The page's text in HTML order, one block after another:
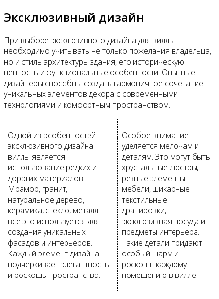
Эксклюзивный дизайн
При выборе эксклюзивного дизайна для виллы
необходимо учитывать не только пожелания владельца,
но и стиль архитектуры здания, его историческую
ценность и функциональные особенности. Опытные
дизайнеры способны создать гармоничное сочетание
уникальных элементов декора с современными
технологиями и комфортным пространством.
Одной из особенностей
эксклюзивного дизайна
виллы является
использование редких и
дорогих материалов.
Мрамор, гранит,
натуральное дерево,
керамика, стекло, металл -
все это используется для
создания уникальных
фасадов и интерьеров.
Каждый элемент дизайна
подчеркивает элегантность
и роскошь пространства.
Особое внимание
уделяется мелочам и
деталям. Это могут быть
хрустальные люстры,
резные элементы
мебели, шикарные
текстильные
драпировки,
эксклюзивная посуда и
предметы интерьера.
Такие детали придают
особый шарм и
роскошь каждому
помещению в вилле.